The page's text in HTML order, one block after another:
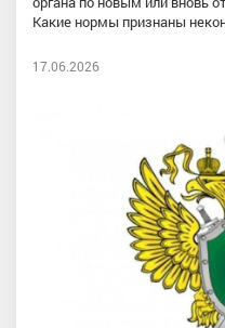
Какие нормы признаны
17.06.2026